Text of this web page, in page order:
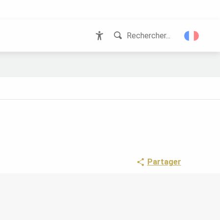
Rechercher...
Partager